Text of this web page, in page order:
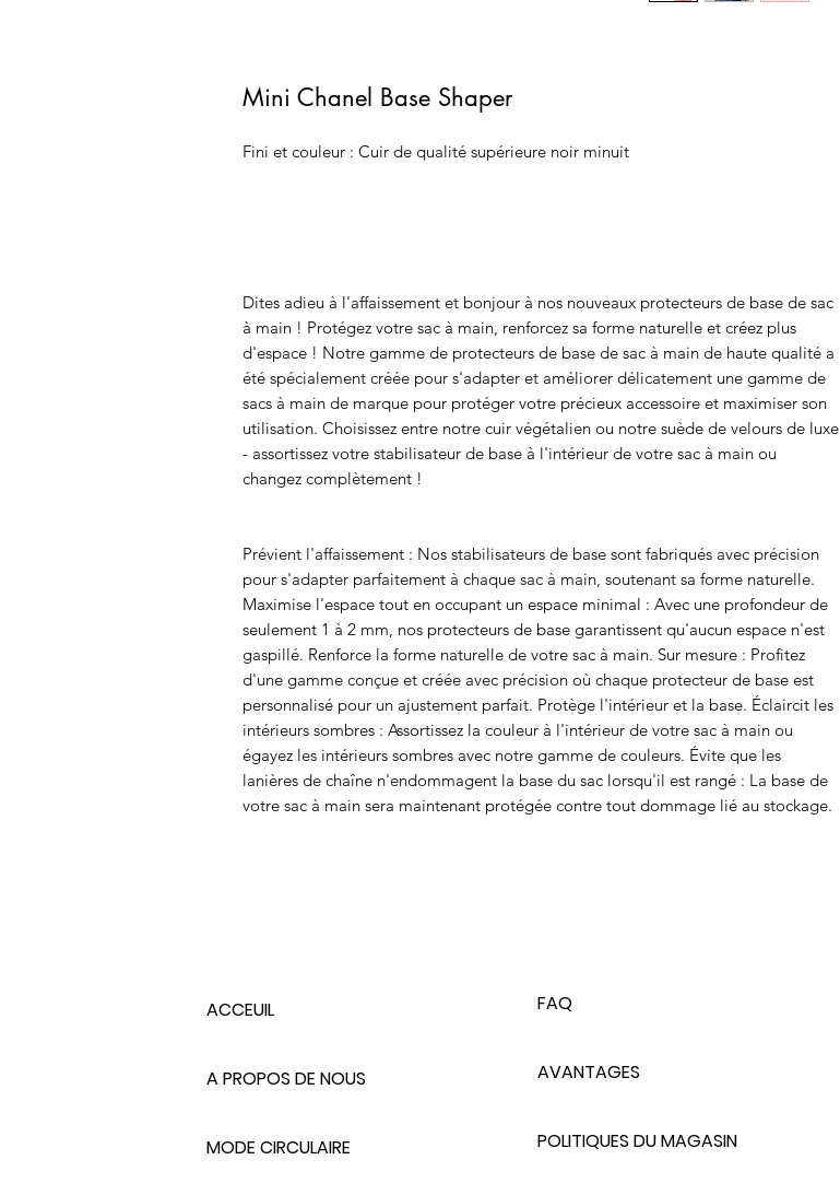
Mini Chanel Base Shaper
Fini et couleur : Cuir de qualité supérieure noir minuit
Dites adieu à l'affaissement et bonjour à nos nouveaux protecteurs de base de sac
à main ! Protégez votre sac à main, renforcez sa forme naturelle et créez plus
d'espace ! Notre gamme de protecteurs de base de sac à main de haute qualité a
été spécialement créée pour s'adapter et améliorer délicatement une gamme de
sacs à main de marque pour protéger votre précieux accessoire et maximiser son
utilisation. Choisissez entre notre cuir végétalien ou notre suède de velours de luxe
- assortissez votre stabilisateur de base à l'intérieur de votre sac à main ou
changez complètement !
Prévient l'affaissement : Nos stabilisateurs de base sont fabriqués avec précision
pour s'adapter parfaitement à chaque sac à main, soutenant sa forme naturelle.
Maximise l'espace tout en occupant un espace minimal : Avec une profondeur de
seulement 1 à 2 mm, nos protecteurs de base garantissent qu'aucun espace n'est
gaspillé. Renforce la forme naturelle de votre sac à main. Sur mesure : Profitez
d'une gamme conçue et créée avec précision où chaque protecteur de base est
personnalisé pour un ajustement parfait. Protège l'intérieur et la base. Éclaircit les
intérieurs sombres : Assortissez la couleur à l'intérieur de votre sac à main ou
égayez les intérieurs sombres avec notre gamme de couleurs. Évite que les
lanières de chaîne n'endommagent la base du sac lorsqu'il est rangé : La base de
votre sac à main sera maintenant protégée contre tout dommage lié au stockage.
ACCEUIL
A PROPOS DE NOUS
MODE CIRCULAIRE
FAQ
AVANTAGES
POLITIQUES DU MAGASIN